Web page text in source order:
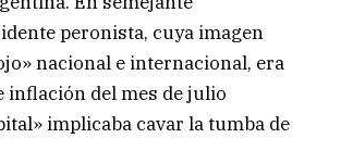
peronista, cuya imagen
nacional e internacional, era
inflación del mes de julio
implicaba cavar la tumba de